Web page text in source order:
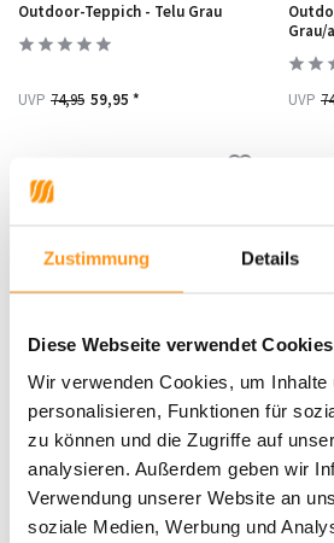
Zustimmung Details
Diese Webseite verwendet Cookies
Wir verwenden Cookies, um Inhalte
personalisieren, Funktionen für
zu können und die Zugriffe auf
analysieren. Außerdem geben wir
Verwendung unserer Website an
soziale Medien, Werbung und
Outdoor-Teppich - Telu Grau
UVP 74,95 59,95 * UVP
RABATT 20%
Outdoor-Teppich - Eru
Grau/beige
UVP 74,95 59,95 * UVP